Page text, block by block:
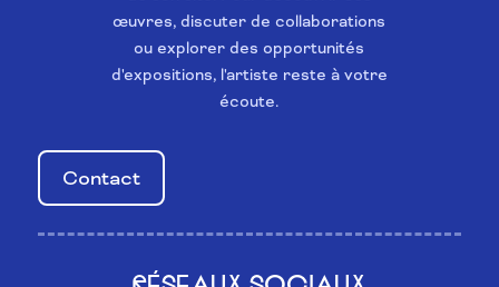
œuvres, discuter de collaborations
ou explorer des opportunités
d'expositions, l'artiste reste à votre
écoute.
Contact